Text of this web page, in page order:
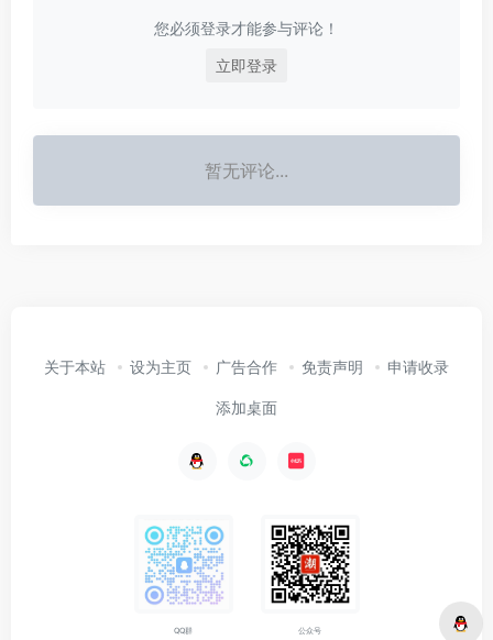
您必须登录才能参与评论！
立即登录
暂无评论...
关于本站 设为主页 广告合作 免责声明 申请收录
添加桌面
QQ群 公众号